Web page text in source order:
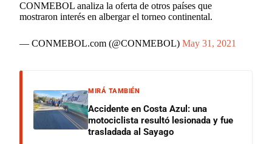
CONMEBOL analiza la oferta de otros países que
mostraron interés en albergar el torneo continental.
— CONMEBOL.com (@CONMEBOL)May 31, 2021
MIRÁ TAMBIÉN
Accidente en Costa Azul: una
motociclista resultó lesionada y fue
trasladada al Sayago